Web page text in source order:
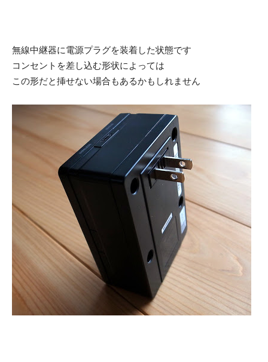
無線中継器に電源プラグを装着した状態です
コンセントを差し込む形状によっては
この形だと挿せない場合もあるかもしれません